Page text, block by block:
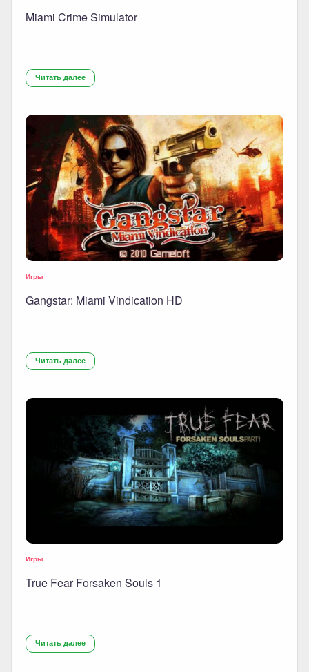
Miami Crime Simulator
Читать далее
Игры
Gangstar: Miami Vindication HD
Читать далее
Игры
True Fear Forsaken Souls 1
Читать далее